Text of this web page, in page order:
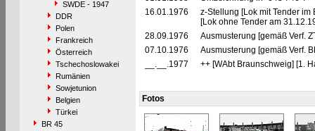
SWDE - 1947
DDR
Polen
Frankreich
Österreich
Tschechoslowakei
Rumänien
Sowjetunion
Belgien
Türkei
BR 45
16.01.1976
z-Stellung [Lok mit Tender im
[Lok ohne Tender am
28.09.1976
Ausmusterung [gemäß Verf.
07.10.1976
Ausmusterung [gemäß Verf.
__.__.1977
++ [WAbt Braunschweig] [1.
Fotos